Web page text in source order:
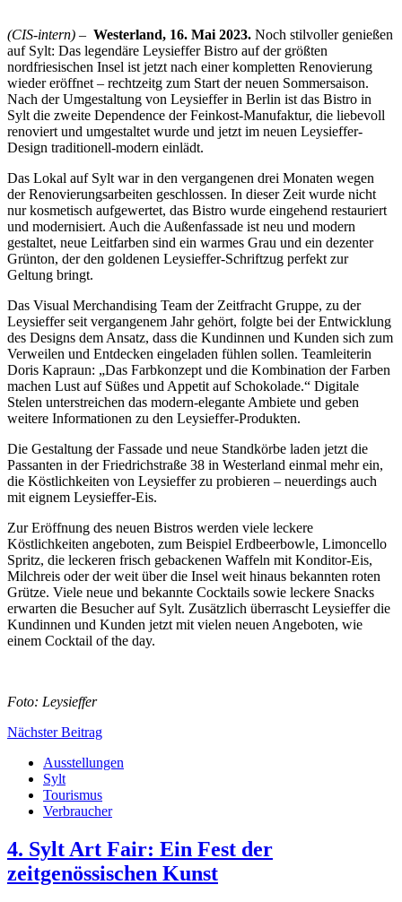
(CIS-intern) – Westerland, 16. Mai 2023. Noch stilvoller genießen
auf Sylt: Das legendäre Leysieffer Bistro auf der größten
nordfriesischen Insel ist jetzt nach einer kompletten Renovierung
wieder eröffnet – rechtzeitg zum Start der neuen Sommersaison.
Nach der Umgestaltung von Leysieffer in Berlin ist das Bistro in
Sylt die zweite Dependence der Feinkost-Manufaktur, die liebevoll
renoviert und umgestaltet wurde und jetzt im neuen Leysieffer-
Design traditionell-modern einlädt.
Das Lokal auf Sylt war in den vergangenen drei Monaten wegen
der Renovierungsarbeiten geschlossen. In dieser Zeit wurde nicht
nur kosmetisch aufgewertet, das Bistro wurde eingehend restauriert
und modernisiert. Auch die Außenfassade ist neu und modern
gestaltet, neue Leitfarben sind ein warmes Grau und ein dezenter
Grünton, der den goldenen Leysieffer-Schriftzug perfekt zur
Geltung bringt.
Das Visual Merchandising Team der Zeitfracht Gruppe, zu der
Leysieffer seit vergangenem Jahr gehört, folgte bei der Entwicklung
des Designs dem Ansatz, dass die Kundinnen und Kunden sich zum
Verweilen und Entdecken eingeladen fühlen sollen. Teamleiterin
Doris Kapraun: „Das Farbkonzept und die Kombination der Farben
machen Lust auf Süßes und Appetit auf Schokolade.“ Digitale
Stelen unterstreichen das modern-elegante Ambiete und geben
weitere Informationen zu den Leysieffer-Produkten.
Die Gestaltung der Fassade und neue Standkörbe laden jetzt die
Passanten in der Friedrichstraße 38 in Westerland einmal mehr ein,
die Köstlichkeiten von Leysieffer zu probieren – neuerdings auch
mit eignem Leysieffer-Eis.
Zur Eröffnung des neuen Bistros werden viele leckere
Köstlichkeiten angeboten, zum Beispiel Erdbeerbowle, Limoncello
Spritz, die leckeren frisch gebackenen Waffeln mit Konditor-Eis,
Milchreis oder der weit über die Insel weit hinaus bekannten roten
Grütze. Viele neue und bekannte Cocktails sowie leckere Snacks
erwarten die Besucher auf Sylt. Zusätzlich überrascht Leysieffer die
Kundinnen und Kunden jetzt mit vielen neuen Angeboten, wie
einem Cocktail of the day.
Foto: Leysieffer
Nächster Beitrag
Ausstellungen
Sylt
Tourismus
Verbraucher
4. Sylt Art Fair: Ein Fest der
zeitgenössischen Kunst